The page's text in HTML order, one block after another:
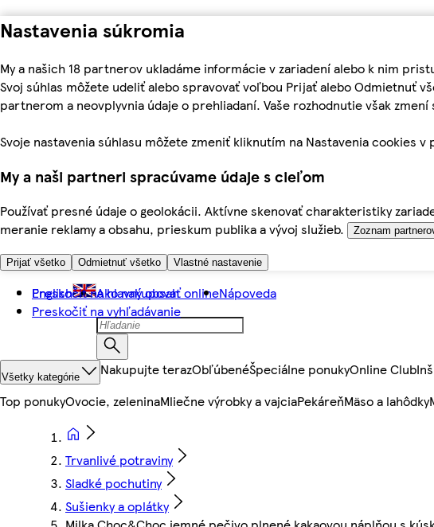
Nastavenia súkromia
My a našich 18 partnerov ukladáme informácie v zariadení alebo k nim
Svoj súhlas môžete udeliť alebo spravovať voľbou Prijať alebo Odmietnuť
partnerom a neovplyvnia údaje o prehliadaní. Vaše rozhodnutie však
Svoje nastavenia súhlasu môžete zmeniť kliknutím na Nastavenia cookies v
My a naši partneri spracúvame údaje s cieľom
Používať presné údaje o geolokácii. Aktívne skenovať charakteristiky
meranie reklamy a obsahu, prieskum publika a vývoj služieb.
Zoznam
Prijať všetko Odmietnuť všetko Vlastné nastavenie
Preskočiť na hlavný obsah
Preskočiť na vyhľadávanie
English Ako nakupovať onlineNápoveda
Všetky kategórie Nakupujte terazObľúbenéŠpeciálne ponukyOnline Club
Top ponukyOvocie, zeleninaMliečne výrobky a vajciaPekáreňMäso a lahôdky
Trvanlivé potraviny
Sladké pochutiny
Sušienky a oplátky